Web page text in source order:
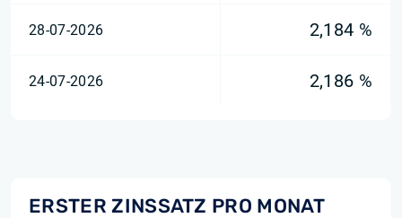
28-07-2026 2,184 %
24-07-2026 2,186 %
ERSTER ZINSSATZ PRO MONAT